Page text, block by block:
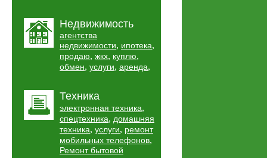
Недвижимость
агентства
недвижимости, ипотека,
продаю, жкх, куплю,
обмен, услуги, аренда,
Техника
электронная техника,
спецтехника, домашняя
техника, услуги, ремонт
мобильных телефонов,
Ремонт бытовой